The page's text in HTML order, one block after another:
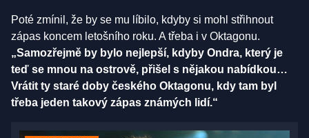
Poté zmínil, že by se mu líbilo, kdyby si mohl střihnout
zápas koncem letošního roku. A třeba i v Oktagonu.
„Samozřejmě by bylo nejlepší, kdyby Ondra, který je
teď se mnou na ostrově, přišel s nějakou nabídkou…
Vrátit ty staré doby českého Oktagonu, kdy tam byl
třeba jeden takový zápas známých lidí.“